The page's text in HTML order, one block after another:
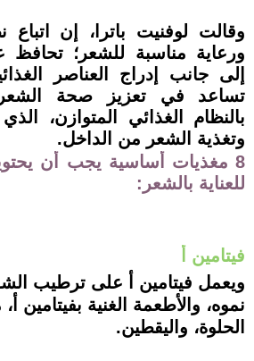
وقالت لوفنيت باترا، إن
ورعاية مناسبة للشعر؛
إلى جانب إدراج العناصر
تساعد في تعزيز صحة الشعر
بالنظام الغذائي المتوازن،
وتغذية الشعر من الداخل.
8 مغذيات أساسية يجب أن
للعناية بالشعر:
فيتامين أ
ويعمل فيتامين أ على ترطيب
نموه، والأطعمة الغنية بفيتامين
الحلوة، واليقطين.